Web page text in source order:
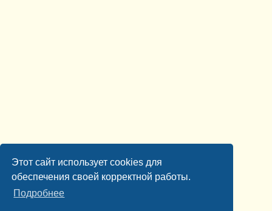
Этот сайт использует cookies для
обеспечения своей корректной работы.
Подробнее